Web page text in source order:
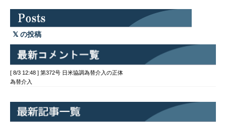
の投稿
[ 8/3 12:48 ] 第372号 日米協調為替介入の正体
為替介入